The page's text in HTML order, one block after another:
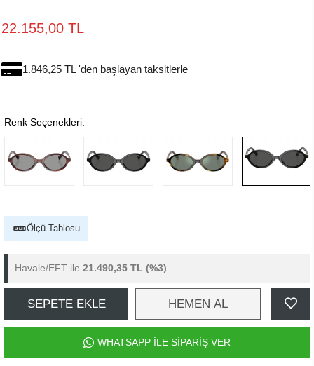
22.155,00 TL
1.846,25 TL 'den başlayan taksitlerle
Renk Seçenekleri:
Ölçü Tablosu
Havale/EFT ile 21.490,35 TL (%3)
SEPETE EKLE HEMEN AL
WHATSAPP İLE SİPARİŞ VER